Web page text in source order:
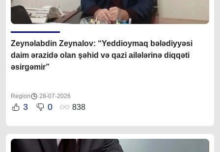
Zeynəlabdin Zeynalov: “Yeddioymaq bələdiyyəsi
daim ərazidə olan şəhid və qazi ailələrinə diqqəti
əsirgəmir”
Region 28-07-2026
3 0 838